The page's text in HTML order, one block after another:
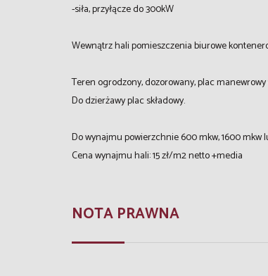
-siła, przyłącze do 300kW
Wewnątrz hali pomieszczenia biurowe
Teren ogrodzony, dozorowany, plac
Do dzierżawy plac składowy.
Do wynajmu powierzchnie 600 mkw, 1600 mkw
Cena wynajmu hali: 15 zł/m2 netto +media
NOTA PRAWNA